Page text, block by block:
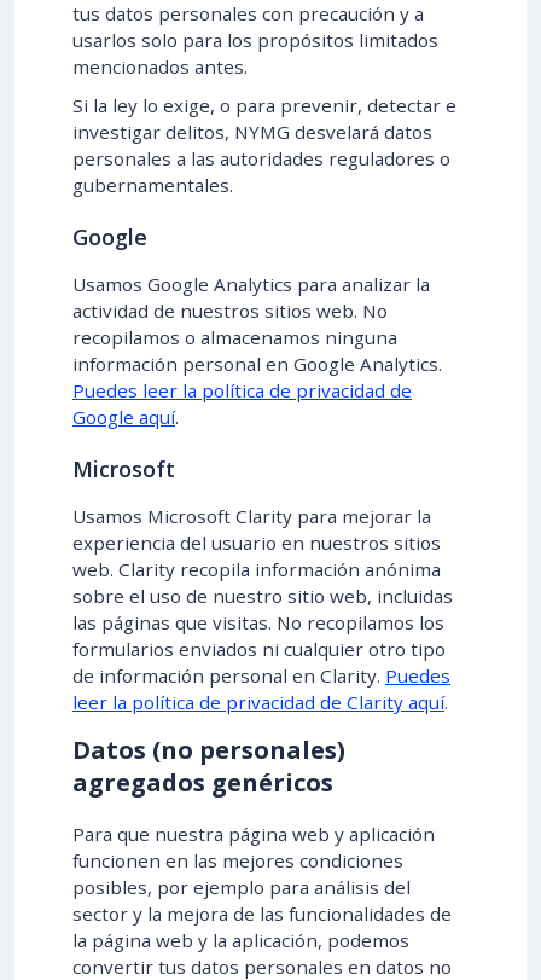
tus datos personales con precaución y a
usarlos solo para los propósitos limitados
mencionados antes.
Si la ley lo exige, o para prevenir, detectar e
investigar delitos, NYMG desvelará datos
personales a las autoridades reguladores o
gubernamentales.
Google
Usamos Google Analytics para analizar la
actividad de nuestros sitios web. No
recopilamos o almacenamos ninguna
información personal en Google Analytics.
Puedes leer la política de privacidad de
Google aquí.
Microsoft
Usamos Microsoft Clarity para mejorar la
experiencia del usuario en nuestros sitios
web. Clarity recopila información anónima
sobre el uso de nuestro sitio web, incluidas
las páginas que visitas. No recopilamos los
formularios enviados ni cualquier otro tipo
de información personal en Clarity. Puedes
leer la política de privacidad de Clarity aquí.
Datos (no personales)
agregados genéricos
Para que nuestra página web y aplicación
funcionen en las mejores condiciones
posibles, por ejemplo para análisis del
sector y la mejora de las funcionalidades de
la página web y la aplicación, podemos
convertir tus datos personales en datos no